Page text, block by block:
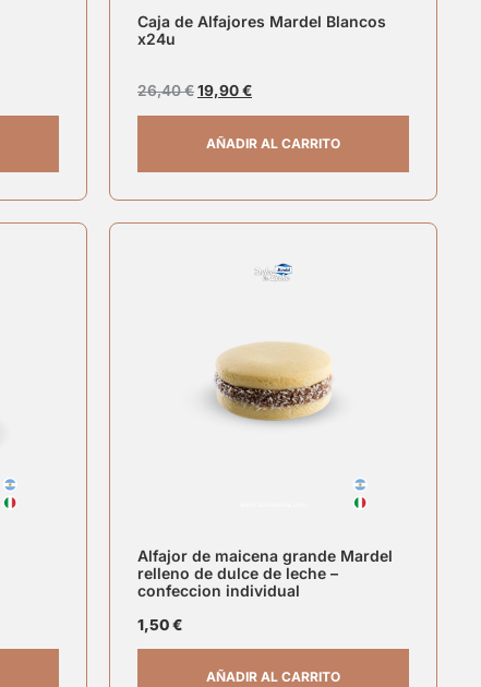
Caja de Alfajores Mardel Blancos
x24u
26,40€19,90€
AÑADIR AL CARRITO
Alfajor de maicena grande Mardel
relleno de dulce de leche –
confeccion individual
1,50€
AÑADIR AL CARRITO